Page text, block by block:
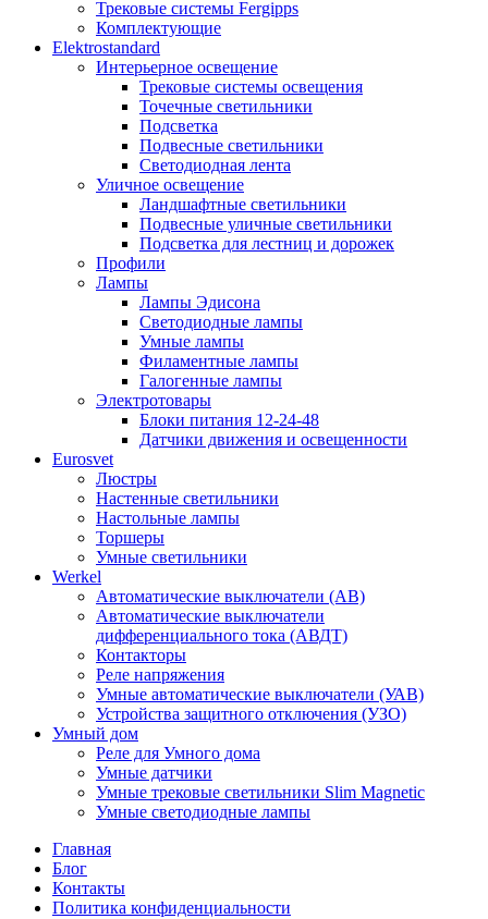
Трековые системы Fergipps
Комплектующие
Elektrostandard
Интерьерное освещение
Трековые системы освещения
Точечные светильники
Подсветка
Подвесные светильники
Светодиодная лента
Уличное освещение
Ландшафтные светильники
Подвесные уличные светильники
Подсветка для лестниц и дорожек
Профили
Лампы
Лампы Эдисона
Светодиодные лампы
Умные лампы
Филаментные лампы
Галогенные лампы
Электротовары
Блоки питания 12-24-48
Датчики движения и освещенности
Eurosvet
Люстры
Настенные светильники
Настольные лампы
Торшеры
Умные светильники
Werkel
Автоматические выключатели (АВ)
Автоматические выключатели
дифференциального тока (АВДТ)
Контакторы
Реле напряжения
Умные автоматические выключатели (УАВ)
Устройства защитного отключения (УЗО)
Умный дом
Реле для Умного дома
Умные датчики
Умные трековые светильники Slim Magnetic
Умные светодиодные лампы
Главная
Блог
Контакты
Политика конфиденциальности